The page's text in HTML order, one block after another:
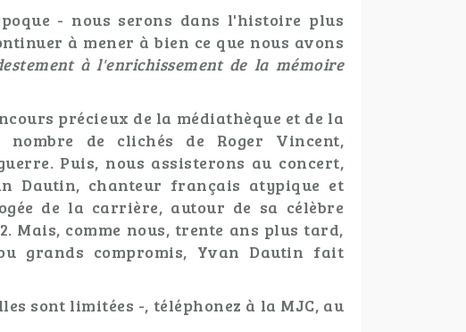
- nous serons dans l'histoire plus
à mener à bien ce que nous avons
à l'enrichissement de la mémoire
précieux de la médiathèque et de la
de clichés de Roger Vincent,
Puis, nous assisterons au concert,
Dautin, chanteur français atypique et
de la carrière, autour de sa célèbre
Mais, comme nous, trente ans plus tard,
grands compromis, Yvan Dautin fait
sont limitées -, téléphonez à la MJC, au